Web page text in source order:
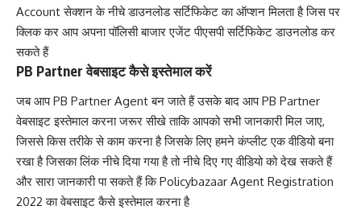
Account सेक्शन के नीचे डाउनलोड सर्टिफिकेट का ऑप्शन मिलता है जिस पर
क्लिक कर आप अपना पॉलिसी बाजार एजेंट पीएसपी सर्टिफिकेट डाउनलोड कर
सकते हैं
PB Partner वेबसाइट कैसे इस्तेमाल करें
जब आप PB Partner Agent बन जाते हैं उसके बाद आप PB Partner
वेबसाइट इस्तेमाल करना जरूर सीखे ताकि आपको सभी जानकारी मिल जाए,
जिससे किस तरीके से काम करना है जिसके लिए हमने कंप्लीट एक वीडियो बना
रखा है जिसका लिंक नीचे दिया गया है तो नीचे दिए गए वीडियो को देख सकते हैं
और सारा जानकारी पा सकते हैं कि Policybazaar Agent Registration
2022 का वेबसाइट कैसे इस्तेमाल करना है